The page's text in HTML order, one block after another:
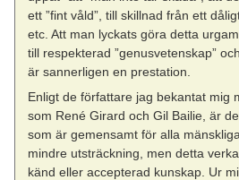
ett ”fint våld”, till skillnad från ett
etc. Att man lyckats göra detta
till respekterad ”genusvetenskap”
är sannerligen en prestation.
Enligt de författare jag bekantat mig
som René Girard och Gil Bailie, är
som är gemensamt för alla
mindre utsträckning, men detta
känd eller accepterad kunskap. Ur